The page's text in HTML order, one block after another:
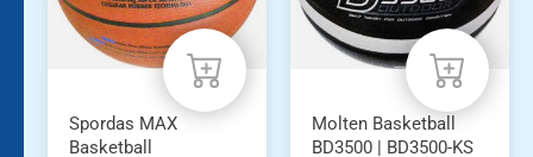
Spordas MAX
Basketball
Molten Basketball
BD3500 | BD3500-KS